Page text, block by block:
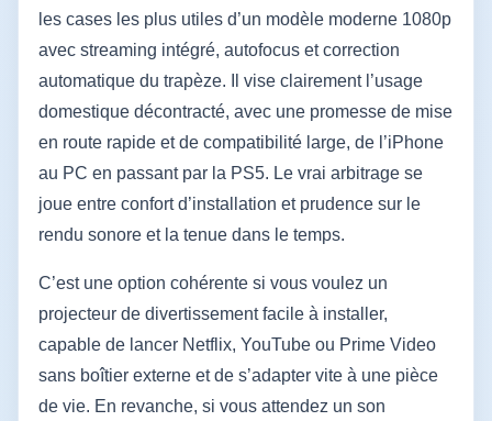
les cases les plus utiles d’un modèle moderne 1080p
avec streaming intégré, autofocus et correction
automatique du trapèze. Il vise clairement l’usage
domestique décontracté, avec une promesse de mise
en route rapide et de compatibilité large, de l’iPhone
au PC en passant par la PS5. Le vrai arbitrage se
joue entre confort d’installation et prudence sur le
rendu sonore et la tenue dans le temps.
C’est une option cohérente si vous voulez un
projecteur de divertissement facile à installer,
capable de lancer Netflix, YouTube ou Prime Video
sans boîtier externe et de s’adapter vite à une pièce
de vie. En revanche, si vous attendez un son